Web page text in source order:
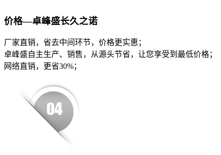
价格—卓峰盛长久之诺
厂家直销，省去中间环节，价格更实惠；
卓峰盛自主生产、销售，从源头节省，让您享受到最低价格；
网络直销，更省30%；